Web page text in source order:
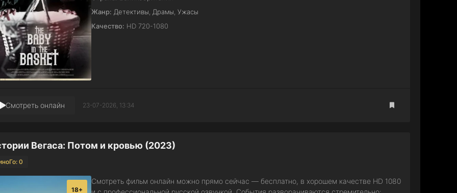
Жанр: Детективы, Драмы, Ужасы
Качество: HD 720-1080
Смотреть онлайн 23-07-2026, 13:34
Вегаса: Потом и кровью (2023)
0
18+
Смотреть фильм онлайн можно прямо сейчас — бесплатно, в хорошем качестве HD 1080